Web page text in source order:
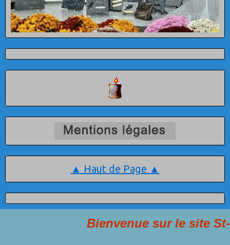
▲ Haut de Page ▲
Bienvenue sur le site St-